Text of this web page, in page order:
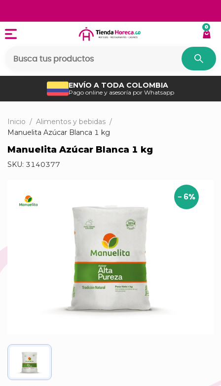
0
ENVÍO A TODA COLOMBIA
Pago online y asesoría por Whatsapp
Inicio / Alimentos y bebidas /
Manuelita Azúcar Blanca 1 kg
Manuelita Azúcar Blanca 1 kg
SKU: 3140377
- 6%